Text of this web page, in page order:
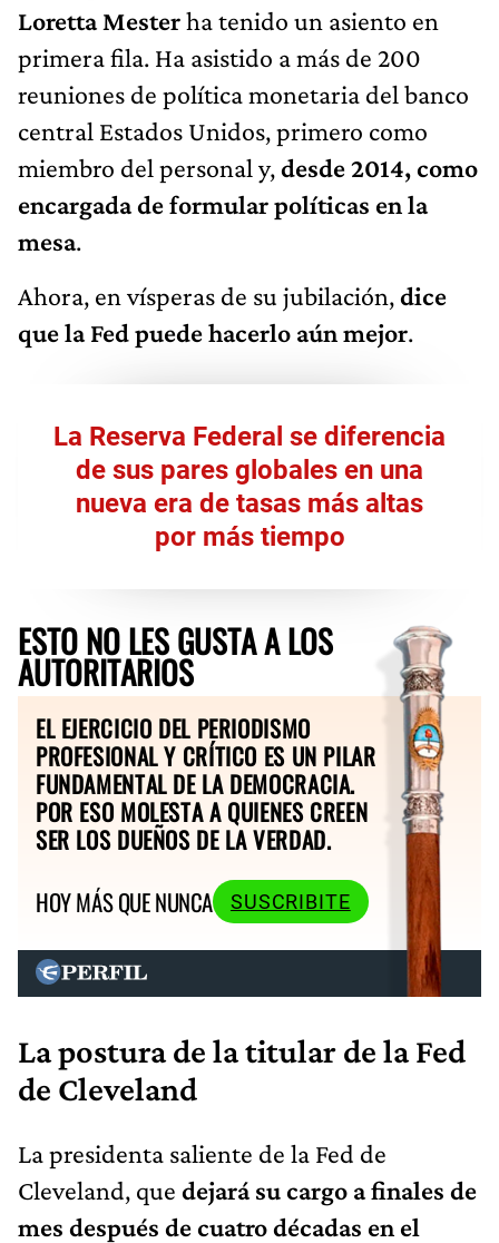
Loretta Mesterha tenido un asiento en
primera fila. Ha asistido a más de 200
reuniones de política monetaria del banco
central Estados Unidos, primero como
miembro del personal y,desde 2014, como
encargada de formular políticas en la
mesa.
Ahora, en vísperas de su jubilación,dice
que la Fed puede hacerlo aún mejor.
La Reserva Federal se diferencia
de sus pares globales en una
nueva era de tasas más altas
por más tiempo
ESTO NO LES GUSTA A LOS
AUTORITARIOS
EL EJERCICIO DEL PERIODISMO
PROFESIONAL Y CRÍTICO ES UN PILAR
FUNDAMENTAL DE LA DEMOCRACIA.
POR ESO MOLESTA A QUIENES CREEN
SER LOS DUEÑOS DE LA VERDAD.
HOY MÁS QUE NUNCA
SUSCRIBITE
La postura de la titular de la Fed
de Cleveland
La presidenta saliente de la Fed de
Cleveland, que dejará su cargo a finales de
mes después de cuatro décadas en el